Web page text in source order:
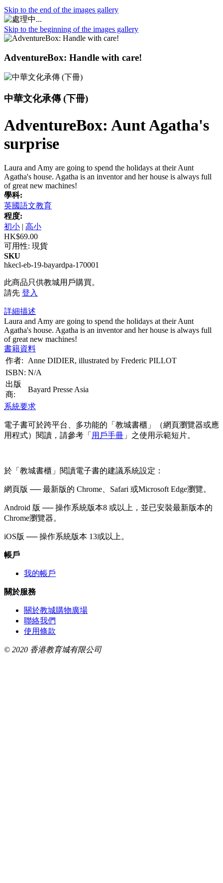
Skip to the end of the images gallery
Skip to the beginning of the images gallery
AdventureBox: Handle with care!
中華文化承傳 (下冊)
AdventureBox: Aunt Agatha's
surprise
Laura and Amy are going to spend the holidays at their Aunt
Agatha's house. Agatha is an inventor and her house is always full
of great new machines!
學科:
英國語文教育
程度:
初小 | 高小
HK$69.00
可用性: 現貨
SKU
hkecl-eb-19-bayardpa-170001
此商品只供教城用戶購買。
請先 登入
詳細描述
Laura and Amy are going to spend the holidays at their Aunt
Agatha's house. Agatha is an inventor and her house is always full
of great new machines!
書籍資料
作者:
Anne DIDIER, illustrated by Frederic PILLOT
ISBN: N/A
出版
商:
Bayard Presse Asia
系統要求
電子書可於跨平台、多功能的「教城書櫃」（網頁瀏覽器或應
用程式）閱讀，請參考「 用戶手冊 」之使用示範短片。
於「教城書櫃」閱讀電子書的建議系統設定：
網頁版 ── 最新版的 Chrome、Safari 或Microsoft Edge瀏覽。
Android 版 ── 操作系統版本8 或以上，並已安裝最新版本的
Chrome瀏覽器。
iOS版 ── 操作系統版本 13或以上。
帳戶
我的帳戶
關於服務
關於教城購物廣場
聯絡我們
使用條款
© 2020 香港教育城有限公司